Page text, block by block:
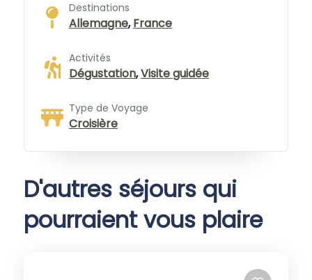
Destinations
Allemagne,France
Activités
Dégustation,Visite guidée
Type de Voyage
Croisière
D'autres séjours qui
pourraient vous plaire